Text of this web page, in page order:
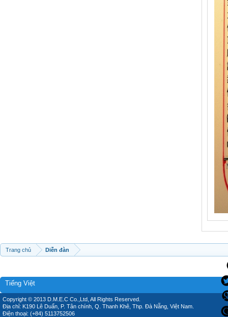
Trang chủ Diễn đàn
Tiếng Việt
Copyright © 2013 D.M.E.C Co.,Ltd, All Rights Reserved.
Địa chỉ: K190 Lê Duẩn, P. Tân chính, Q. Thanh Khê, Thp. Đà Nẵng, Việt Nam.
Điện thoại: (+84) 5113752506